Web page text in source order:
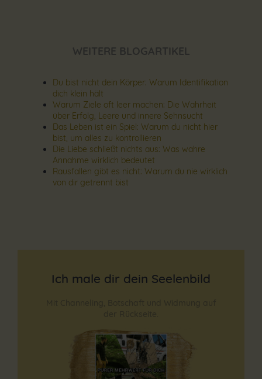
WEITERE BLOGARTIKEL
Du bist nicht dein Körper: Warum Identifikation
dich klein hält
Warum Ziele oft leer machen: Die Wahrheit
über Erfolg, Leere und innere Sehnsucht
Das Leben ist ein Spiel: Warum du nicht hier
bist, um alles zu kontrollieren
Die Liebe schließt nichts aus: Was wahre
Annahme wirklich bedeutet
Rausfallen gibt es nicht: Warum du nie wirklich
von dir getrennt bist
Ich male dir dein Seelenbild